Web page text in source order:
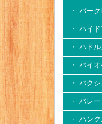
・ バー
・ ハイ
・ ハド
・ バイ
・ バク
・ バレ
・ ハン